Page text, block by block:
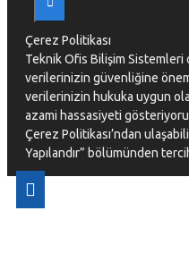
Çerez Politikası
Teknik Ofis Bilişim Sistemleri
verilerinizin güvenliğine
verilerinizin hukuka uygun
azami hassasiyeti
Çerez Politikası’ndan
Yapılandır” bölümünden